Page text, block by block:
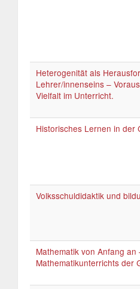
Heterogenität als
Lehrer/innenseins –
Vielfalt im Unterricht.
Historisches Lernen in der
Volksschuldidaktik und
Mathematik von Anfang
Mathematikunterrichts der